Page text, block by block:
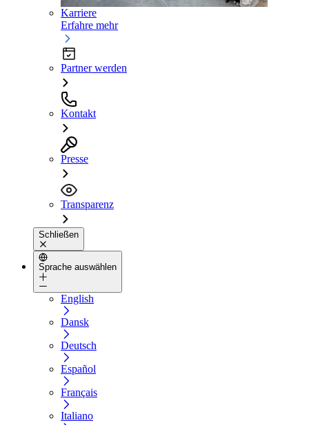
Karriere
Erfahre mehr
Partner werden
Kontakt
Presse
Transparenz
Schließen
Sprache auswählen
English
Dansk
Deutsch
Español
Français
Italiano